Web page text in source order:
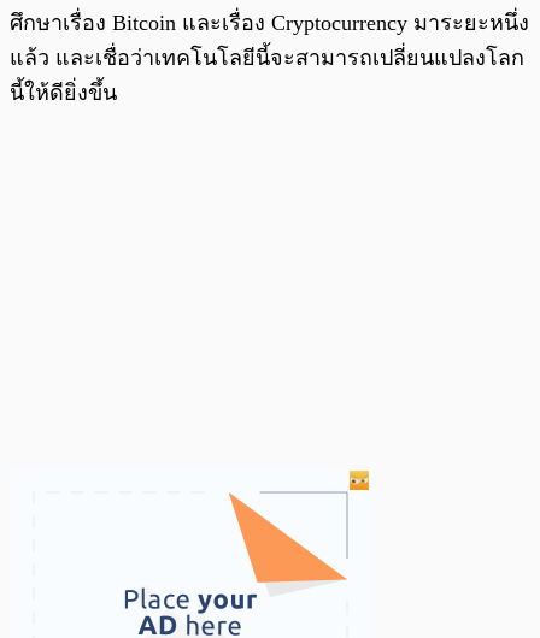
ศึกษาเรื่อง Bitcoin และเรื่อง Cryptocurrency มาระยะหนึ่ง
แล้ว และเชื่อว่าเทคโนโลยีนี้จะสามารถเปลี่ยนแปลงโลก
นี้ให้ดียิ่งขึ้น